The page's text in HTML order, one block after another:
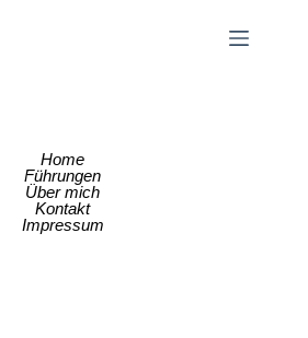
Home
Führungen
Über mich
Kontakt
Impressum